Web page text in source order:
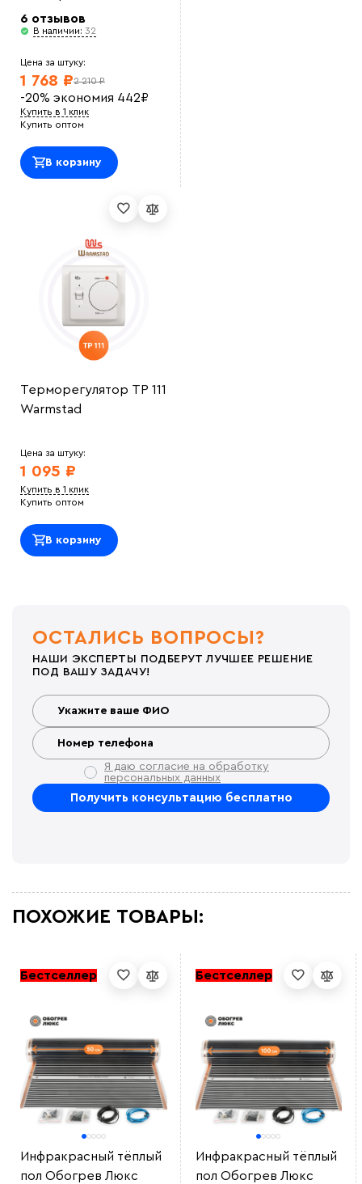
6 отзывов
В наличии: 32
Цена за штуку:
2 210 ₽
1 768 ₽
-20% экономия 442₽
Купить в 1 клик
Купить оптом
В корзину
Терморегулятор ТР 111
Warmstad
Цена за штуку:
1 095 ₽
Купить в 1 клик
Купить оптом
В корзину
ОСТАЛИСЬ ВОПРОСЫ?
НАШИ ЭКСПЕРТЫ ПОДБЕРУТ ЛУЧШЕЕ РЕШЕНИЕ
ПОД ВАШУ ЗАДАЧУ!
Я даю согласие на обработку
персональных данных
ПОХОЖИЕ ТОВАРЫ:
Бестселлер
Инфракрасный тёплый
пол Обогрев Люкс
Бестселлер
Инфракрасный тёплый
пол Обогрев Люкс